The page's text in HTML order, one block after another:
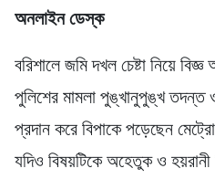
অনলাইন ডেস্ক
বরিশালে জমি দখল চেষ্টা নিয়ে
পুলিশের মামলা পুঙ্খানুপুঙ্খ তদন্ত ও
প্রদান করে বিপাকে পড়েছেন
যদিও বিষয়টিকে অহেতুক ও হয়রানী